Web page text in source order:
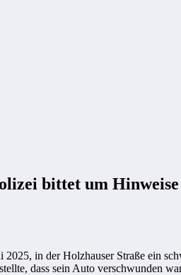
bittet um Hinweise
in der Holzhauser Straße ein
dass sein Auto verschwunden